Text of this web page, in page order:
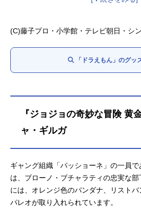
ジャイ子：山崎バニラ
しずかのママ：折笠愛
田原アルノ
ジャイアンのママ：竹内都子
先生：高木渉
宝亀克寿
安雄：
慶長佑香
はる夫：矢口アサミ
セワシ：松本さち
(C)藤子プロ・小学館・テレビ朝日・シ
「ドラえもん」のグッ
『ジョジョの奇妙な冒険 黄
ャ・ギルガ
ギャング組織「パッショーネ」の一員
は、ブローノ・ブチャラティの忠実な
には、オレンジ色のバンダナ、リスト
パレオが取り入れられています。